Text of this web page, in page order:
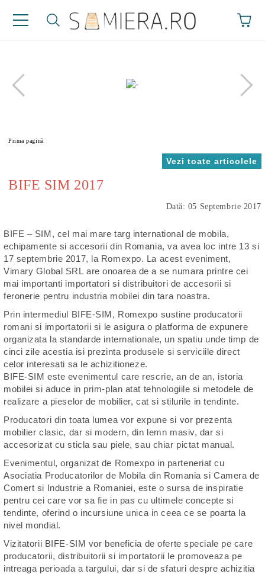
Prima pagină
Vezi toate articolele
BIFE SIM 2017
Dată: 05 Septembrie 2017
BIFE – SIM, cel mai mare targ international de mobila,
echipamente si accesorii din Romania, va avea loc intre 13 si
17 septembrie 2017, la Romexpo. La acest eveniment,
Vimary Global SRL are onoarea de a se numara printre cei
mai importanti importatori si distribuitori de accesorii si
feronerie pentru industria mobilei din tara noastra.
Prin intermediul BIFE-SIM, Romexpo sustine producatorii
romani si importatorii si le asigura o platforma de expunere
organizata la standarde internationale, un spatiu unde timp de
cinci zile acestia isi prezinta produsele si serviciile direct
celor interesati sa le achizitioneze.
BIFE-SIM este evenimentul care rescrie, an de an, istoria
mobilei si aduce in prim-plan atat tehnologiile si metodele de
realizare a pieselor de mobilier, cat si stilurile in tendinte.
Producatori din toata lumea vor expune si vor prezenta
mobilier clasic, dar si modern, din lemn masiv, dar si
accesorizat cu sticla sau piele, sau chiar pictat manual.
Evenimentul, organizat de Romexpo in parteneriat cu
Asociatia Producatorilor de Mobila din Romania si Camera de
Comert si Industrie a Romaniei, este o sursa de inspiratie
pentru cei care vor sa fie in pas cu ultimele concepte si
tendinte, oferind o incursiune unica in ceea ce se poarta la
nivel mondial.
Vizitatorii BIFE-SIM vor beneficia de oferte speciale pe care
producatorii, distribuitorii si importatorii le promoveaza pe
intreaga perioada a targului, dar si de sfaturi despre achizitia